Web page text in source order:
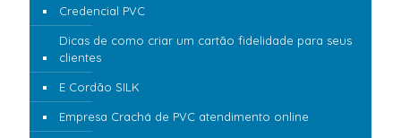
Credencial PVC
Dicas de como criar um cartão fidelidade para seus
clientes
E Cordão SILK
Empresa Crachá de PVC atendimento online